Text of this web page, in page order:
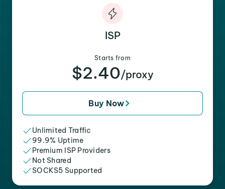
ISP
Starts from
$2.40/proxy
Buy Now
Unlimited Traffic
99.9% Uptime
Premium ISP Providers
Not Shared
SOCKS5 Supported